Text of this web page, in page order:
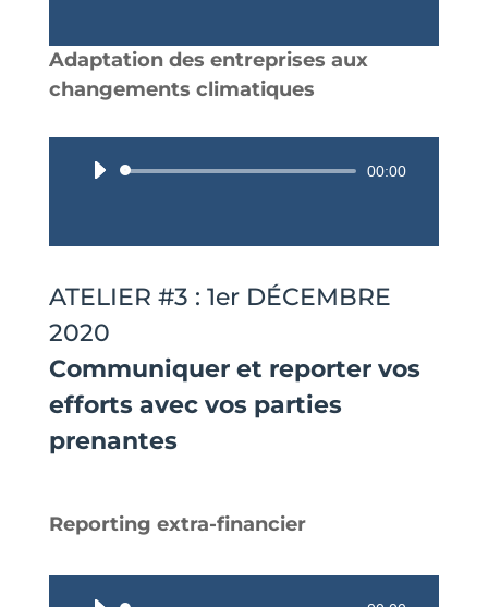
Adaptation des entreprises aux
changements climatiques
Lecteur
00:00
ATELIER #3 : 1er DÉCEMBRE
2020
Communiquer et reporter vos
efforts avec vos parties
prenantes
Reporting extra-financier